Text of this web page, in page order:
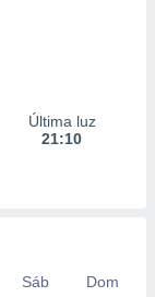
Última luz
21:10
Sáb
Dom